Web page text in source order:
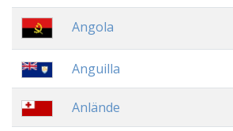
Angola
Anguilla
Anlände